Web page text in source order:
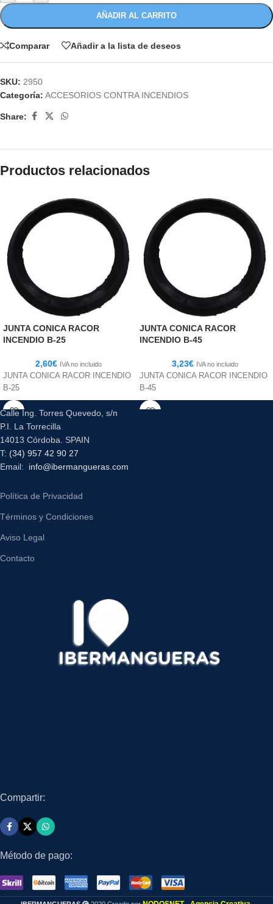
AÑADIR AL CARRITO
Comparar Añadir a la lista de deseos
SKU: 2950
Categoría: ACCESORIOS CONTRA INCENDIOS
Share:
Productos relacionados
JUNTA CONICA RACOR
INCENDIO B-25
2,60€ IVA no incluido
JUNTA CONICA RACOR INCENDIO
B-25
JUNTA CONICA RACOR
INCENDIO B-45
3,23€ IVA no incluido
JUNTA CONICA RACOR INCENDIO
B-45
Calle Ing. Torres Quevedo, s/n
P.I. La Torrecilla
14013 Córdoba. SPAIN
T: (34) 957 42 90 27
Email: info@ibermangueras.com
Política de Privacidad
Términos y Condiciones
Aviso Legal
Contacto
Compartir:
Método de pago: